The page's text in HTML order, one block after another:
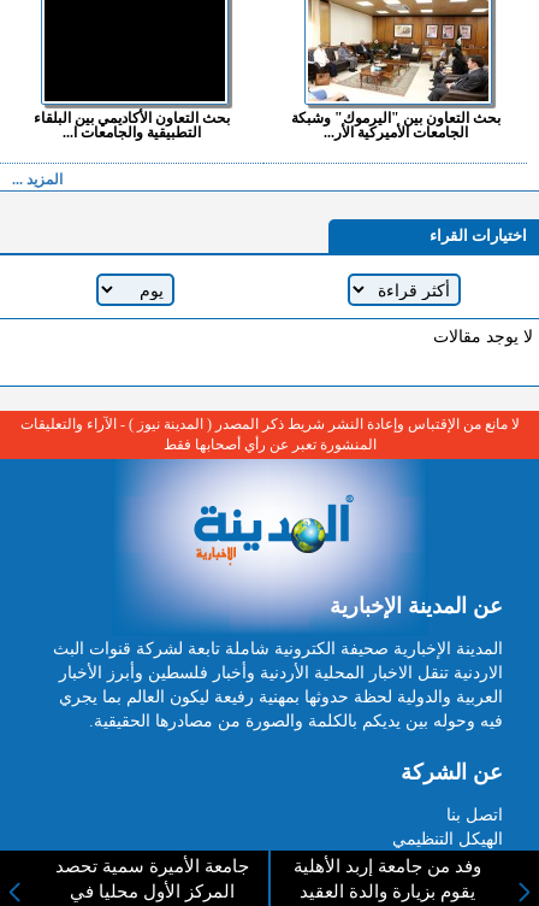
بحث التعاون بين "اليرموك" وشبكة
الجامعات الأميركية الأر...
بحث التعاون الأكاديمي بين البلقاء
التطبيقية والجامعات ا...
المزيد ...
اختيارات القراء
لا يوجد مقالات
لا مانع من الإقتباس وإعادة النشر شريط ذكر المصدر ( المدينة نيوز ) - الآراء والتعليقات
المنشورة تعبر عن رأي أصحابها فقط
عن المدينة الإخبارية
المدينة الإخبارية صحيفة الكترونية شاملة تابعة لشركة قنوات البث
الاردنية تنقل الاخبار المحلية الأردنية وأخبار فلسطين وأبرز الأخبار
العربية والدولية لحظة حدوثها بمهنية رفيعة ليكون العالم بما يجري
فيه وحوله بين يديكم بالكلمة والصورة من مصادرها الحقيقية.
عن الشركة
اتصل بنا
الهيكل التنظيمي
اعلن معنا
ارسل خبر او صورة